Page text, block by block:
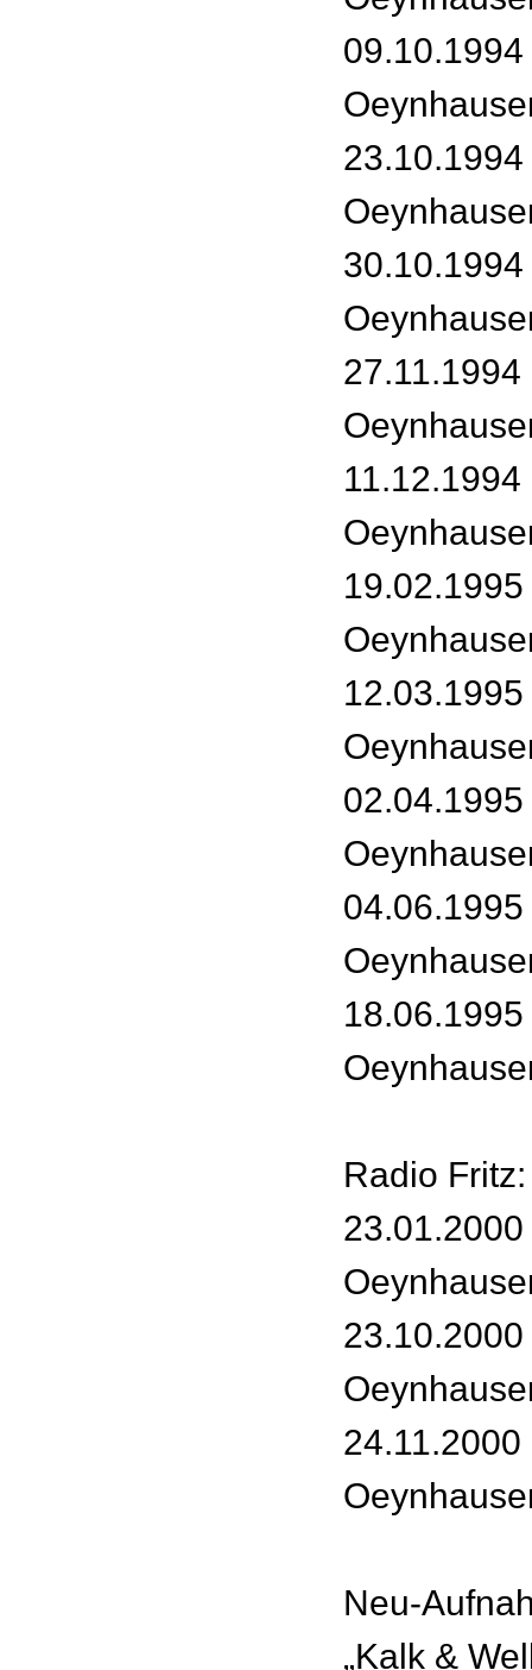
27.11.1994
11.12.1994
Radio Fritz:
24.11.2000
Neu-
„Kalk &